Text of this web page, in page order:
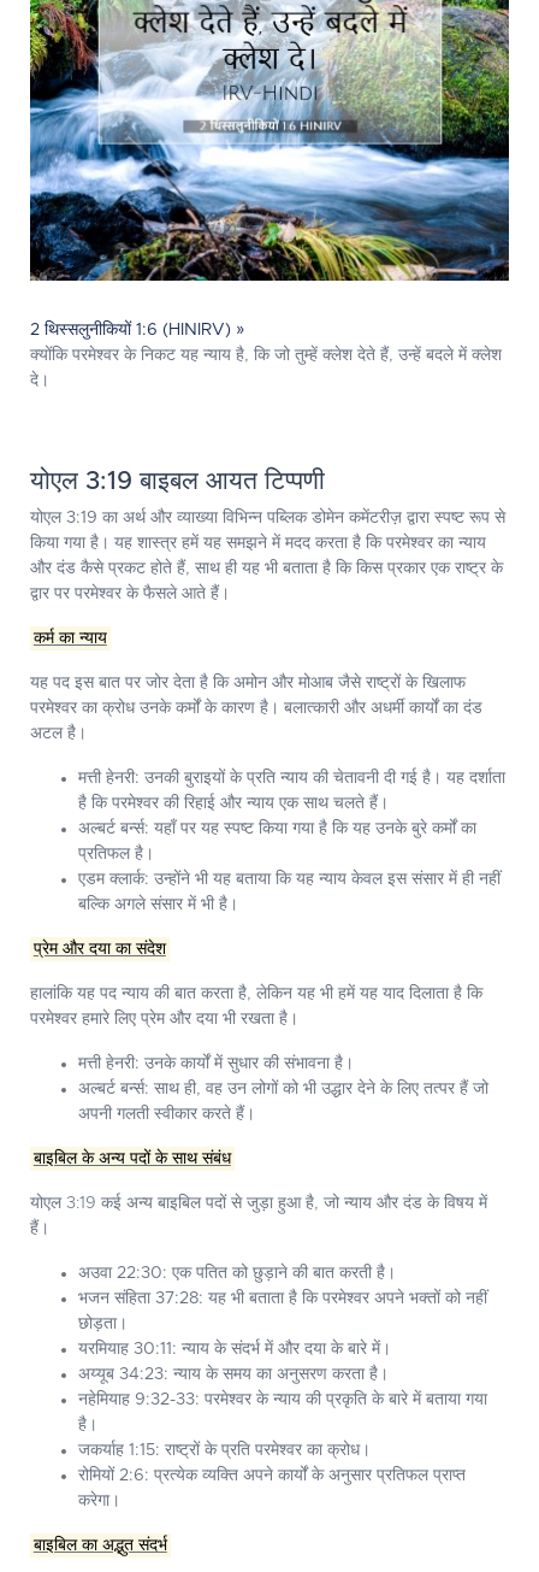
2 थिस्सलुनीकियों 1:6 (HINIRV) »
क्योंकि परमेश्‍वर के निकट यह न्याय है, कि जो तुम्हें क्लेश देते हैं, उन्हें बदले में क्लेश
दे।
योएल 3:19 बाइबल आयत टिप्पणी
योएल 3:19 का अर्थ और व्याख्या विभिन्न पब्लिक डोमेन कमेंटरीज़ द्वारा स्पष्ट रूप से
किया गया है। यह शास्त्र हमें यह समझने में मदद करता है कि परमेश्वर का न्याय
और दंड कैसे प्रकट होते हैं, साथ ही यह भी बताता है कि किस प्रकार एक राष्ट्र के
द्वार पर परमेश्वर के फैसले आते हैं।
कर्म का न्याय
यह पद इस बात पर जोर देता है कि अमोन और मोआब जैसे राष्ट्रों के खिलाफ
परमेश्वर का क्रोध उनके कर्मों के कारण है। बलात्कारी और अधर्मी कार्यों का दंड
अटल है।
मत्ती हेनरी: उनकी बुराइयों के प्रति न्याय की चेतावनी दी गई है। यह दर्शाता
है कि परमेश्वर की रिहाई और न्याय एक साथ चलते हैं।
अल्बर्ट बर्न्स: यहाँ पर यह स्पष्ट किया गया है कि यह उनके बुरे कर्मों का
प्रतिफल है।
एडम क्लार्क: उन्होंने भी यह बताया कि यह न्याय केवल इस संसार में ही नहीं
बल्कि अगले संसार में भी है।
प्रेम और दया का संदेश
हालांकि यह पद न्याय की बात करता है, लेकिन यह भी हमें यह याद दिलाता है कि
परमेश्वर हमारे लिए प्रेम और दया भी रखता है।
मत्ती हेनरी: उनके कार्यों में सुधार की संभावना है।
अल्बर्ट बर्न्स: साथ ही, वह उन लोगों को भी उद्धार देने के लिए तत्पर हैं जो
अपनी गलती स्वीकार करते हैं।
बाइबिल के अन्य पदों के साथ संबंध
योएल 3:19 कई अन्य बाइबिल पदों से जुड़ा हुआ है, जो न्याय और दंड के विषय में
हैं।
अउवा 22:30: एक पतित को छुड़ाने की बात करती है।
भजन संहिता 37:28: यह भी बताता है कि परमेश्वर अपने भक्तों को नहीं
छोड़ता।
यरमियाह 30:11: न्याय के संदर्भ में और दया के बारे में।
अय्यूब 34:23: न्याय के समय का अनुसरण करता है।
नहेमियाह 9:32-33: परमेश्वर के न्याय की प्रकृति के बारे में बताया गया
है।
जकर्याह 1:15: राष्ट्रों के प्रति परमेश्वर का क्रोध।
रोमियों 2:6: प्रत्येक व्यक्ति अपने कार्यों के अनुसार प्रतिफल प्राप्त
करेगा।
बाइबिल का अद्भुत संदर्भ